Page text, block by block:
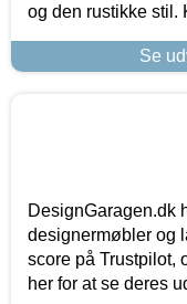
og den rustikke stil.
Se
DesignGaragen.dk
designermøbler og
score på Trustpilot,
her for at se deres